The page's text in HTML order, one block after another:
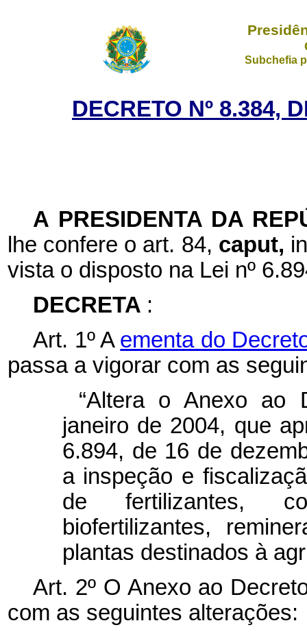
Subchefia
DECRETO Nº 8.384,
A PRESIDENTA DA
lhe confere o art. 84, caput,
vista o disposto na Lei nº
DECRETA :
Art. 1º A ementa do
passa a vigorar com as
“Altera o Anexo ao
janeiro de 2004, que
6.894, de 16 de
a inspeção e
de fertilizantes,
biofertilizantes,
plantas destinados à
Art. 2º O Anexo ao
com as seguintes alterações: